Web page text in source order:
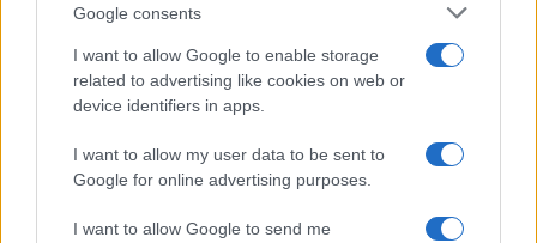
Google consents
I want to allow Google to enable storage
related to advertising like cookies on web or
device identifiers in apps.
I want to allow my user data to be sent to
Google for online advertising purposes.
I want to allow Google to send me
Milano ospita una mostra sul contrasto tra ideale e